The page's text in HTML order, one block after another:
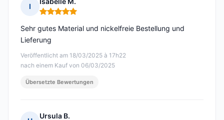
I
Hinweis: 5 von 5
Veröffentlicht am 18/03/2025 à 17h22
nach einem Kauf von 06/03/2025
Sehr gutes Material und nickelfreie Bestellung und
Lieferung
Übersetzte Bewertungen
Ursula B.